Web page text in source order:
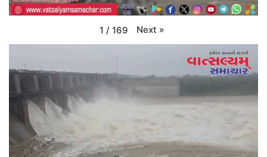
1 / 169 Next »